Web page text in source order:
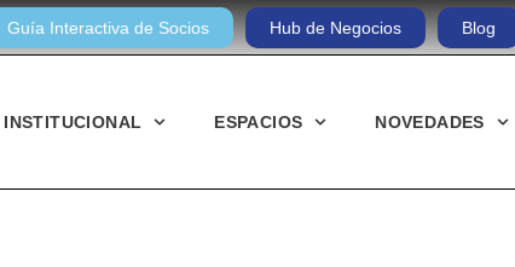
Guía Interactiva de Socios Hub de Negocios Blog
INSTITUCIONAL ESPACIOS NOVEDADES